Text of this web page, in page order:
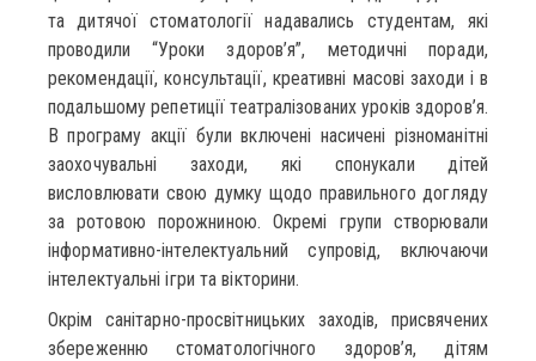
та дитячої стоматології надавались студентам, які
проводили “Уроки здоров’я”, методичні поради,
рекомендації, консультації, креативні масові заходи і в
подальшому репетиції театралізованих уроків здоров’я.
В програму акції були включені насичені різноманітні
заохочувальні заходи, які спонукали дітей
висловлювати свою думку щодо правильного догляду
за ротовою порожниною. Окремі групи створювали
інформативно-інтелектуальний супровід, включаючи
інтелектуальні ігри та вікторини.
Окрім санітарно-просвітницьких заходів, присвячених
збереженню стоматологічного здоров’я, дітям